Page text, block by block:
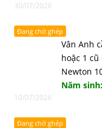
30/07/2026
Đang chờ ghép
Vân Anh
hoặc 1 cũ
Newton
Năm
10/07/2026
Đang chờ ghép